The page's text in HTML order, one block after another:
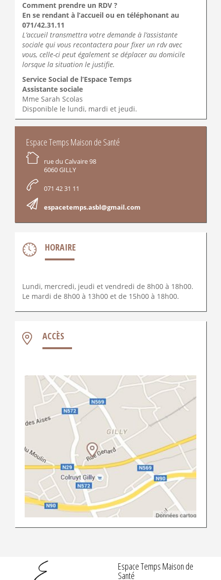
Comment prendre un RDV ?
En se rendant à l’accueil ou en téléphonant au
071/42.31.11
L’accueil transmettra votre demande à l’assistante
sociale qui vous recontactera pour fixer un rdv avec
vous, celle-ci peut également se déplacer au domicile
lorsque la situation le justifie.
Service Social de l’Espace Temps
Assistante sociale
Mme Sarah Scolas
Disponible le lundi, mardi et jeudi.
INFORMATIONS
Espace Temps Maison de Santé
rue du Calvaire 98
6060 GILLY
071 42 31 11
espacetemps.asbl@gmail.com
HORAIRE
Lundi, mercredi, jeudi et vendredi de 8h00 à 18h00.
Le mardi de 8h00 à 13h00 et de 15h00 à 18h00.
ACCÈS
Espace Temps Maison de
Santé